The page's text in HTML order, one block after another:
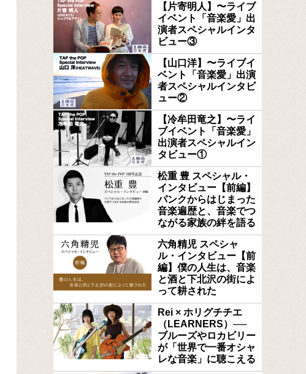
【片寄明人】〜ライブ
イベント「音楽愛」出
演者スペシャルインタ
ビュー③
【山口洋】〜ライブイ
ベント「音楽愛」出演
者スペシャルインタビ
ュー②
【冷牟田竜之】〜ライ
ブイベント「音楽愛」
出演者スペシャルイン
タビュー①
松重 豊 スペシャル・
インタビュー【前編】
パンクからはじまった
音楽遍歴と、音楽でつ
ながる家族の絆を語る
六角精児 スペシャ
ル・インタビュー【前
編】僕の人生は、音楽
と酒と下北沢の街によ
って耕された
Rei × ホリグチチエ
（LEARNERS）──
ブルーズやロカビリー
が「世界で一番オシャ
レな音楽」に聴こえる